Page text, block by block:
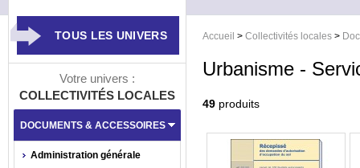
Accueil > Collectivités locales >
Urbanisme -
49 produits
TOUS LES UNIVERS
Votre univers :
COLLECTIVITÉS LOCALES
DOCUMENTS & ACCESSOIRES
Administration générale